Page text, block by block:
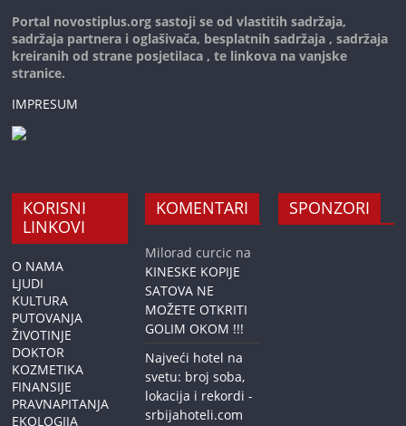
Portal novostiplus.org sastoji se od vlastitih sadržaja,
sadržaja partnera i oglašivača, besplatnih sadržaja , sadržaja
kreiranih od strane posjetilaca , te linkova na vanjske
stranice.
IMPRESUM
KORISNI
LINKOVI
O NAMA
LJUDI
KULTURA
PUTOVANJA
ŽIVOTINJE
DOKTOR
KOZMETIKA
FINANSIJE
PRAVNAPITANJA
EKOLOGIJA
KOMENTARI
Milorad curcic na
KINESKE KOPIJE
SATOVA NE
MOŽETE OTKRITI
GOLIM OKOM !!!
Najveći hotel na
svetu: broj soba,
lokacija i rekordi -
srbijahoteli.com
SPONZORI